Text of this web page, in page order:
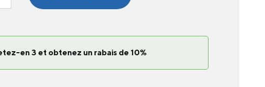
en 3 et obtenez un rabais de 10%